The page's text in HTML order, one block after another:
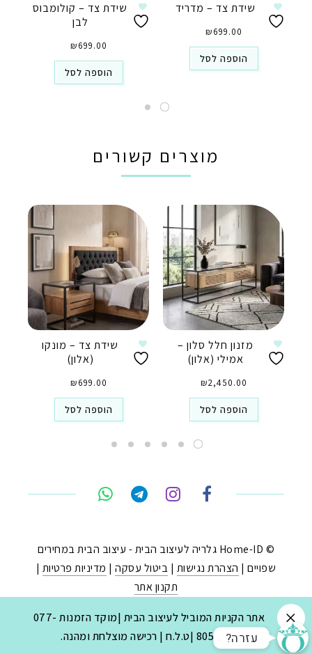
אתר הקניות המוביל לעיצוב הבית |מוקד הזמנות 077-
8053030 |ט.ל.ח | רכישה מוצלחת ומהנה.
שידת צד – מדריד
₪699.00
הוספה לסל
שידת צד – קולומבוס
לבן
₪699.00
הוספה לסל
מוצרים קשורים
מזנון חלל סלון –
אמילי (אלון)
₪2,450.00
הוספה לסל
שידת צד – מונקו
(אלון)
₪699.00
הוספה לסל
© Home-ID גלריה לעיצוב הבית - עיצוב הבית במחירים
שפויים | הצהרת נגישות | ביטול עסקה| מדיניות פרטיות |
תקנון אתר
?עזרה